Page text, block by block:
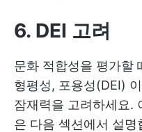
6. DEI 고려
문화 적합성을 평가할
형평성, 포용성(DEI)
잠재력을 고려하세요.
은 다음 섹션에서 설명